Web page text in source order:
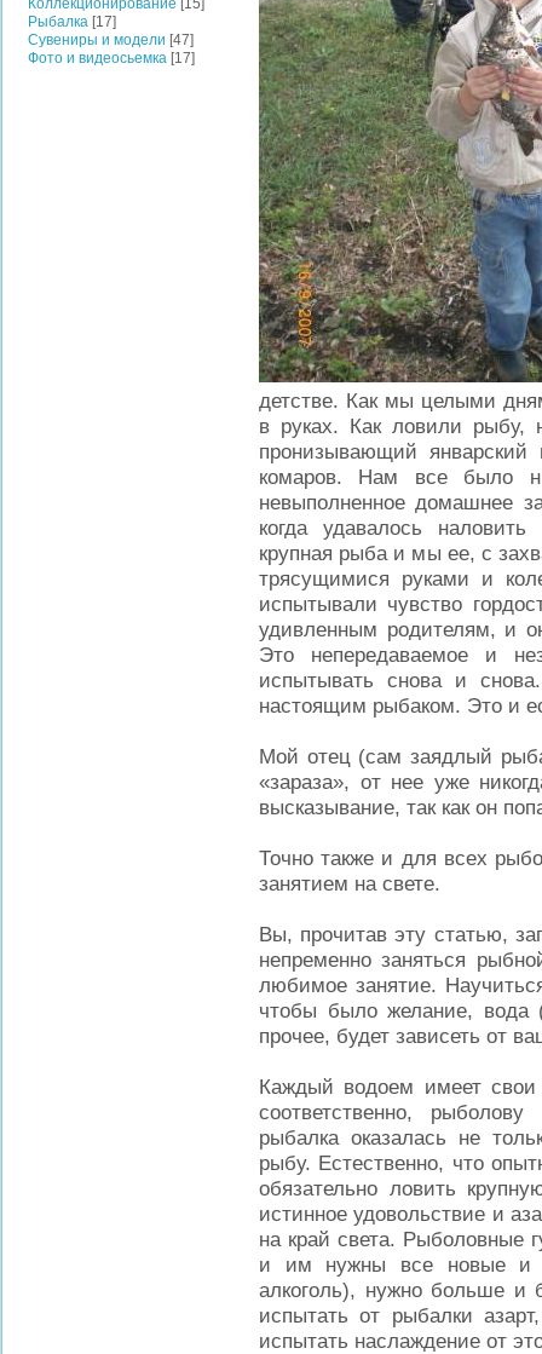
Рыбалка [17]
Сувениры и модели [47]
Фото и видеосьемка [17]
детстве. Как мы целыми
в руках. Как ловили рыбу,
пронизывающий
комаров. Нам все было
невыполненное домашнее
когда удавалось
крупная рыба и мы ее, с
трясущимися руками и
испытывали чувство
удивленным родителям, и
Это непередаваемое и
испытывать снова и
настоящим рыбаком. Это и
Мой отец (сам заядлый
«зараза», от нее уже
высказывание, так как он
Точно также и для всех
занятием на свете.
Вы, прочитав эту статью,
непременно заняться
любимое занятие.
чтобы было желание, вода
прочее, будет зависеть от
Каждый водоем имеет свои
соответственно,
рыбалка оказалась не
рыбу. Естественно, что
обязательно ловить
истинное удовольствие и
на край света. Рыболовные
и им нужны все новые и
алкоголь), нужно больше
испытать от рыбалки
испытать наслаждение от